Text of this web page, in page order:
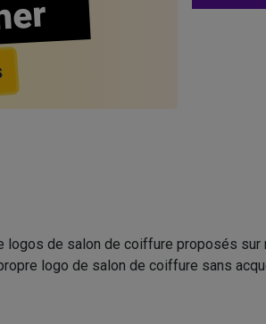
logos de salon de coiffure proposés sur
logo de salon de coiffure sans